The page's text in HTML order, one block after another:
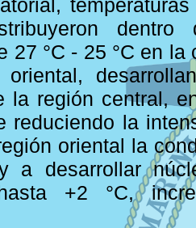
dentro
27 °C - 25 °C en la
la región central,
reduciendo la
oriental la
a desarrollar
+2 °C,